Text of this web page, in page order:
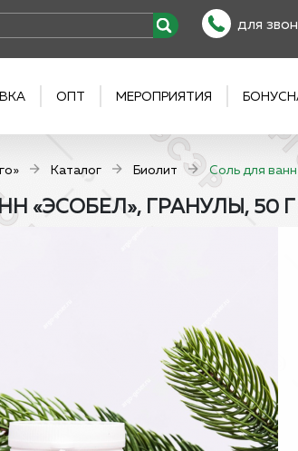
для
ОПТ МЕРОПРИЯТИЯ
Каталог Биолит Соль для
«ЭСОБЕЛ», ГРАНУЛЫ, 50 Г